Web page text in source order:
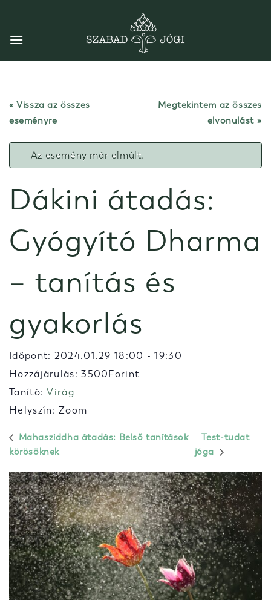
content
« Vissza az összes
eseményre
Megtekintem az összes
elvonulást
Az esemény már elmúlt.
Dákini átadás:
Gyógyító Dharma
– tanítás és
gyakorlás
Időpont: 2024.01.29 18:00 -19:30
Hozzájárulás: 3500Forint
Tanító:Virág
Helyszín: Zoom
Mahasziddha átadás: Belső tanítások
körösöknek
Test-tudat
jóga